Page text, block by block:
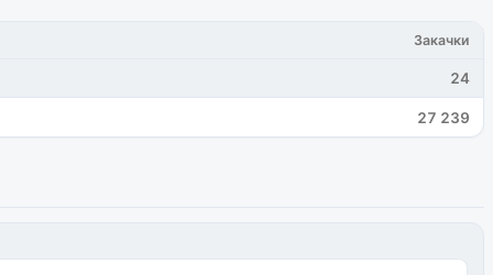
Закачки
24
27 239